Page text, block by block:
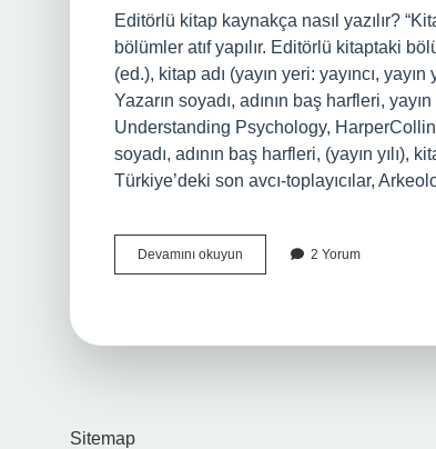
Editörlü kitap kaynakça nasıl yazılır?
bölümler atıf yapılır. Editörlü kitaptaki
(ed.), kitap adı (yayın yeri: yayıncı,
Yazarın soyadı, adının baş harfleri,
Understanding Psychology,
soyadı, adının baş harfleri, (yayın yılı),
Türkiye’deki son avcı-toplayıcılar,
Devamını okuyun
Kitap
2 Yorum
Sitemap